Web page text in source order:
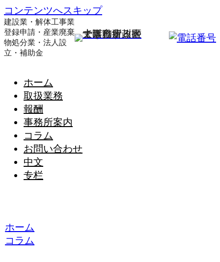
コンテンツへスキップ
建設業・解体工事業
登録申請・産業廃棄
物処分業・法人設
立・補助金
ホーム
取扱業務
報酬
事務所案内
コラム
お問い合わせ
中文
专栏
ホーム
コラム